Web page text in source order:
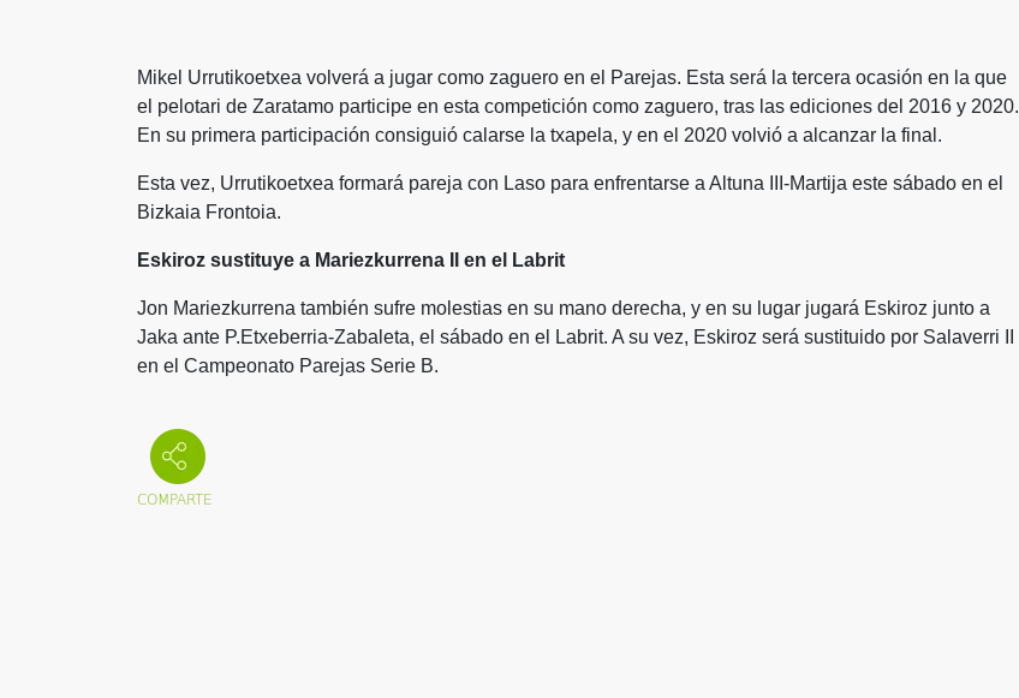
Mikel Urrutikoetxea volverá a jugar como zaguero en el Parejas. Esta será la tercera ocasión en la que
el pelotari de Zaratamo participe en esta competición como zaguero, tras las ediciones del 2016 y 2020.
En su primera participación consiguió calarse la txapela, y en el 2020 volvió a alcanzar la final.
Esta vez, Urrutikoetxea formará pareja con Laso para enfrentarse a Altuna III-Martija este sábado en el
Bizkaia Frontoia.
Eskiroz sustituye a Mariezkurrena II en el Labrit
Jon Mariezkurrena también sufre molestias en su mano derecha, y en su lugar jugará Eskiroz junto a
Jaka ante P.Etxeberria-Zabaleta, el sábado en el Labrit. A su vez, Eskiroz será sustituido por Salaverri II
en el Campeonato Parejas Serie B.